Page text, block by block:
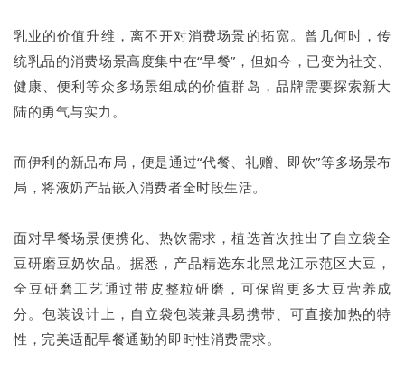
乳业的价值升维，离不开对消费场景的拓宽。曾几何时，传
统乳品的消费场景高度集中在“早餐”，但如今，已变为社交、
健康、便利等众多场景组成的价值群岛，品牌需要探索新大
陆的勇气与实力。
而伊利的新品布局，便是通过“代餐、礼赠、即饮”等多场景布
局，将液奶产品嵌入消费者全时段生活。
面对早餐场景便携化、热饮需求，植选首次推出了自立袋全
豆研磨豆奶饮品。据悉，产品精选东北黑龙江示范区大豆，
全豆研磨工艺通过带皮整粒研磨，可保留更多大豆营养成
分。包装设计上，自立袋包装兼具易携带、可直接加热的特
性，完美适配早餐通勤的即时性消费需求。